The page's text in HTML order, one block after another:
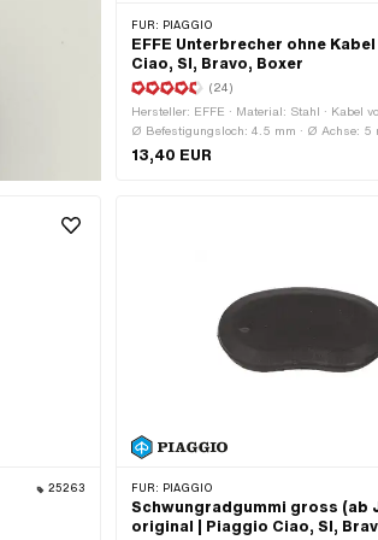
FÜR: PIAGGIO
EFFE Unterbrecher ohne
Ciao, SI, Bravo, Boxer
(24)
Hersteller: EFFE · Material: Stahl · Kabel
Ø Befestigungsloch: 4.5 mm · Ø Achse: 5
Befestigungspunkte: 1 Stk. ·
Anwendungsbereich: Standard · Piaggio
13,40 EUR
25263 FÜR: PIAGGIO
Schwungradgummi gross (ab
original | Piaggio Ciao, SI,